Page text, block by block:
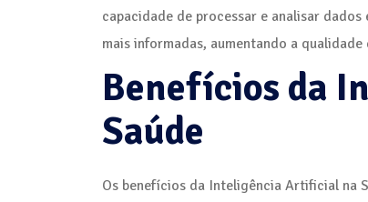
capacidade de processar e analisar
mais informadas, aumentando a
Benefícios da
Saúde
Os benefícios da Inteligência Artificial na